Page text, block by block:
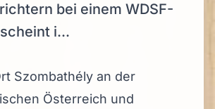
bei einem WDSF-
i...
Szombathély an der
Österreich und